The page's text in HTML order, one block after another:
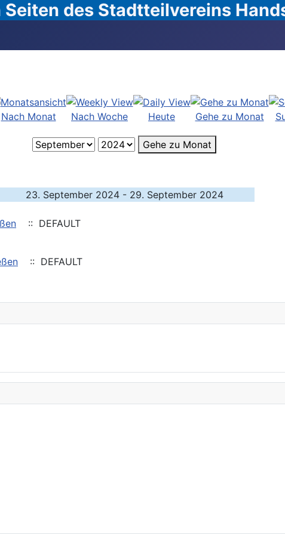
des Stadtteilvereins
Nach Monat Nach Woche Heute Gehe zu Monat
Gehe zu Monat
23. September 2024 - 29. September 2024
:: DEFAULT
:: DEFAULT